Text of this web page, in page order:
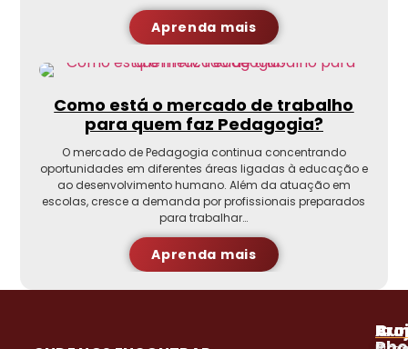
Aprenda mais
Como está o mercado de trabalho
para quem faz Pedagogia?
O mercado de Pedagogia continua concentrando
oportunidades em diferentes áreas ligadas à educação e
ao desenvolvimento humano. Além da atuação em
escolas, cresce a demanda por profissionais preparados
para trabalhar…
Aprenda mais
A